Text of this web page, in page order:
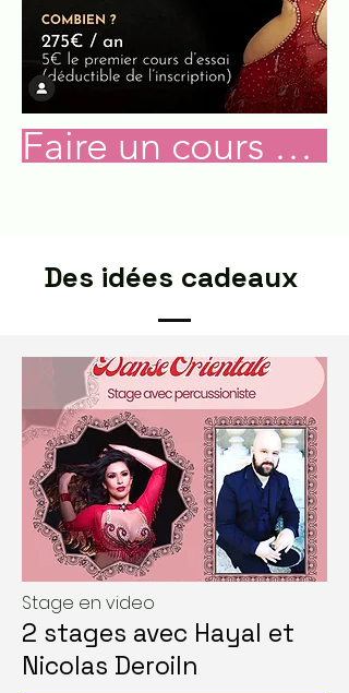
Faire un cours d'essai
Des idées cadeaux
Stage en video
2 stages avec Hayal et
Nicolas Deroiln